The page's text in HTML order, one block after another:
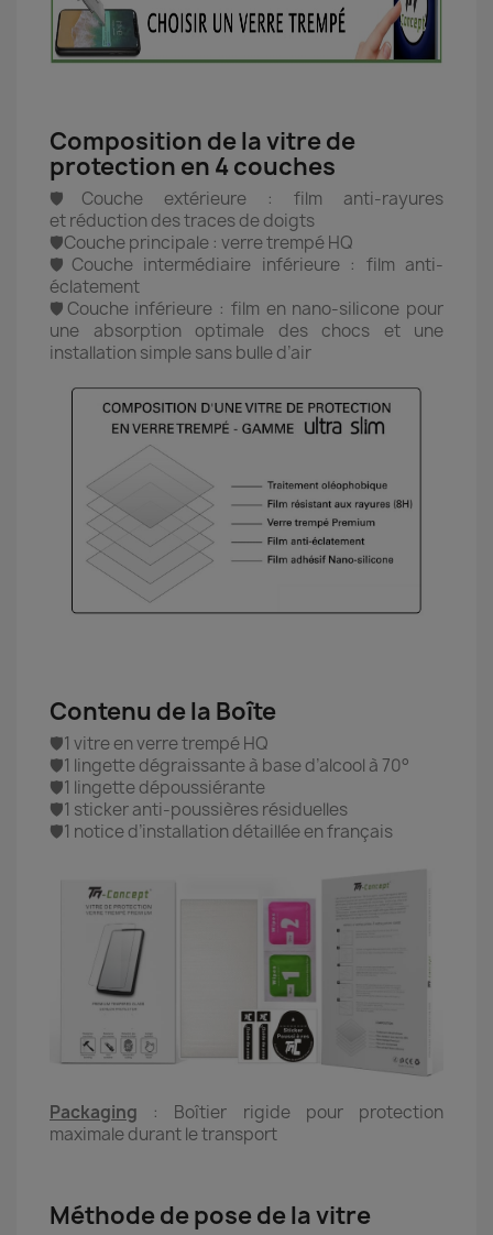
Composition de la vitre de
protection en 4 couches
🛡️Couche extérieure : film anti-rayures
et réduction des traces de doigts
🛡️Couche principale : verre trempé HQ
🛡️Couche intermédiaire inférieure : film anti-
éclatement
🛡️Couche inférieure : film en nano-silicone pour
une absorption optimale des chocs et une
installation simple sans bulle d’air
Contenu de la Boîte
🛡️1 vitre en verre trempé HQ
🛡️1 lingette dégraissante à base d’alcool à 70°
🛡️1 lingette dépoussiérante
🛡️1 sticker anti-poussières résiduelles
🛡️1 notice d’installation détaillée en français
Packaging : Boîtier rigide pour protection
maximale durant le transport
Méthode de pose de la vitre